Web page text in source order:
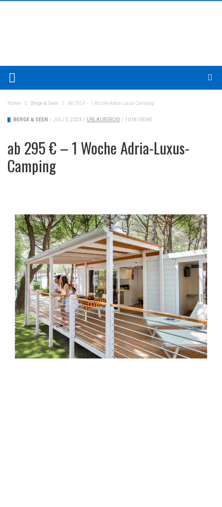
Home Berge & Seen Ab 295 € – 1 Woche Adria-Luxus-Camping
BERGE & SEEN / JULI 3, 2023 / URLAUBSROSI / 1018 VIEWS
ab 295 € – 1 Woche Adria-Luxus-
Camping